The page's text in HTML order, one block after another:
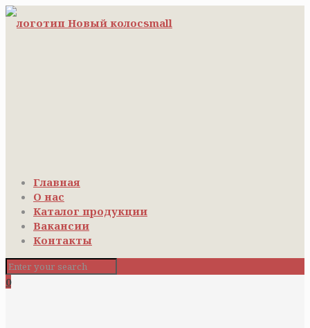
Главная
О нас
Каталог продукции
Вакансии
Контакты
0